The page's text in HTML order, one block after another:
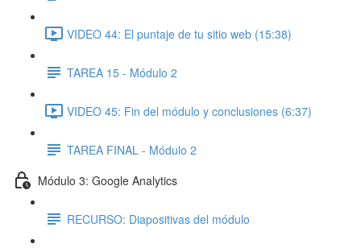
VIDEO 44: El puntaje de tu sitio web (15:38)
TAREA 15 - Módulo 2
VIDEO 45: Fin del módulo y conclusiones (6:37)
TAREA FINAL - Módulo 2
Módulo 3: Google Analytics
RECURSO: Diapositivas del módulo